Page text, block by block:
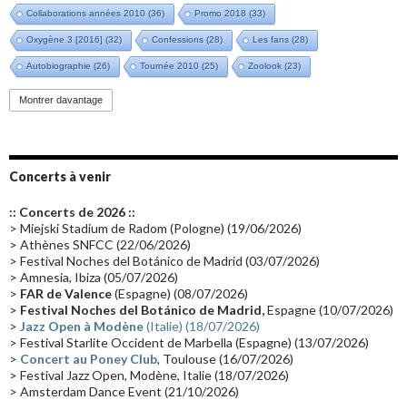
Collaborations années 2010 (36) Promo 2018 (33)
Oxygène 3 [2016] (32) Confessions (28) Les fans (28)
Autobiographie (26) Tournée 2010 (25) Zoolook (23)
Promo 2019(23)
Groupe de Recherche Musicale
Passages radio Vidéo Jarrecast (16) Synthé 80's
Les concerts en Chine(16) Cinéma
Synthé Roland(15) Belgique(15)
(14) Astronomie (14)
Tournée 2025(14) 2024(14) Chine(13)
Montrer davantage
Concerts à venir
:: Concerts de 2026 ::
> Miejski Stadium de Radom (Pologne) (19/06/2026)
> Athènes SNFCC (22/06/2026)
> Festival Noches del Botánico de Madrid (03/07/2026)
> Amnesia, Ibiza (05/07/2026)
> FAR de Valence(Espagne) (08/07/2026)
> Festival Noches del Botánico de Madrid,Espagne (10/07/2026)
> Jazz Open à Modène(Italie) (18/07/2026)
> Festival Starlite Occident de Marbella (Espagne) (13/07/2026)
> Concert au Poney Club, Toulouse (16/07/2026)
> Festival Jazz Open, Modène, Italie (18/07/2026)
> Amsterdam Dance Event (21/10/2026)